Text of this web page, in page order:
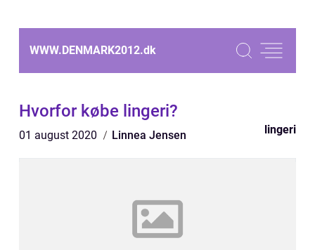
WWW.DENMARK2012.dk
Hvorfor købe lingeri?
01 august 2020 Linnea Jensen lingeri